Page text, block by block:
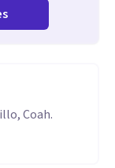
Coah.